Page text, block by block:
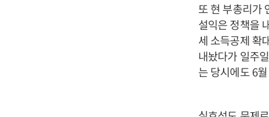
또 현 부총리가
설익은 정책을
세 소득공제 확
내놨다가 일주
는 당시에도 6